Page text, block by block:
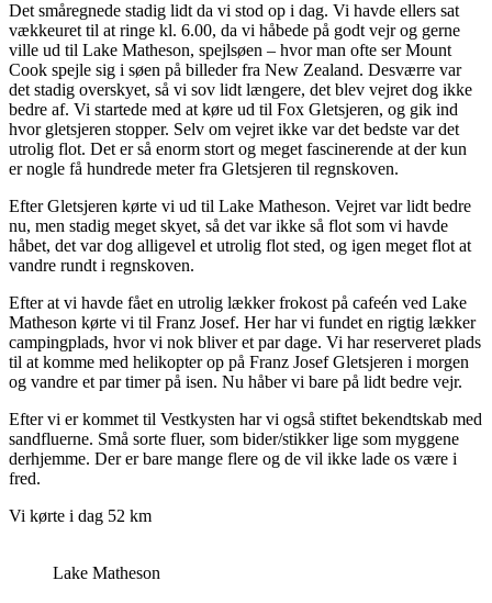
Det småregnede stadig lidt da vi stod op i dag. Vi havde ellers sat
vækkeuret til at ringe kl. 6.00, da vi håbede på godt vejr og gerne
ville ud til Lake Matheson, spejlsøen – hvor man ofte ser Mount
Cook spejle sig i søen på billeder fra New Zealand. Desværre var
det stadig overskyet, så vi sov lidt længere, det blev vejret dog ikke
bedre af. Vi startede med at køre ud til Fox Gletsjeren, og gik ind
hvor gletsjeren stopper. Selv om vejret ikke var det bedste var det
utrolig flot. Det er så enorm stort og meget fascinerende at der kun
er nogle få hundrede meter fra Gletsjeren til regnskoven.
Efter Gletsjeren kørte vi ud til Lake Matheson. Vejret var lidt bedre
nu, men stadig meget skyet, så det var ikke så flot som vi havde
håbet, det var dog alligevel et utrolig flot sted, og igen meget flot at
vandre rundt i regnskoven.
Efter at vi havde fået en utrolig lækker frokost på cafeén ved Lake
Matheson kørte vi til Franz Josef. Her har vi fundet en rigtig lækker
campingplads, hvor vi nok bliver et par dage. Vi har reserveret plads
til at komme med helikopter op på Franz Josef Gletsjeren i morgen
og vandre et par timer på isen. Nu håber vi bare på lidt bedre vejr.
Efter vi er kommet til Vestkysten har vi også stiftet bekendtskab med
sandfluerne. Små sorte fluer, som bider/stikker lige som myggene
derhjemme. Der er bare mange flere og de vil ikke lade os være i
fred.
Vi kørte i dag 52 km
Lake Matheson